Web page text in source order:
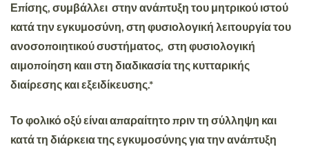
Επίσης, συμβάλλει στην ανάπτυξη του μητρικού ιστού
κατά την εγκυμοσύνη, στη φυσιολογική λειτουργία του
ανοσοποιητικού συστήματος, στη φυσιολογική
αιμοποίηση καιι στη διαδικασία της κυτταρικής
διαίρεσης και εξειδίκευσης.*
Το φολικό οξύ είναι απαραίτητο πριν τη σύλληψη και
κατά τη διάρκεια της εγκυμοσύνης για την ανάπτυξη